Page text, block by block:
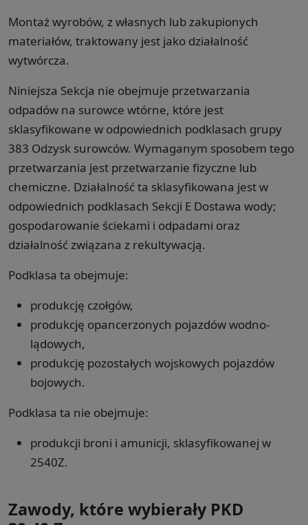
Montaż wyrobów, z własnych lub zakupionych
materiałów, traktowany jest jako działalność
wytwórcza.
Niniejsza Sekcja nie obejmuje przetwarzania
odpadów na surowce wtórne, które jest
sklasyfikowane w odpowiednich podklasach grupy
383 Odzysk surowców. Wymaganym sposobem tego
przetwarzania jest przetwarzanie fizyczne lub
chemiczne. Działalność ta sklasyfikowana jest w
odpowiednich podklasach Sekcji E Dostawa wody;
gospodarowanie ściekami i odpadami oraz
działalność związana z rekultywacją.
Podklasa ta obejmuje:
produkcję czołgów,
produkcję opancerzonych pojazdów wodno-
lądowych,
produkcję pozostałych wojskowych pojazdów
bojowych.
Podklasa ta nie obejmuje:
produkcji broni i amunicji, sklasyfikowanej w
2540Z.
Zawody, które wybierały PKD